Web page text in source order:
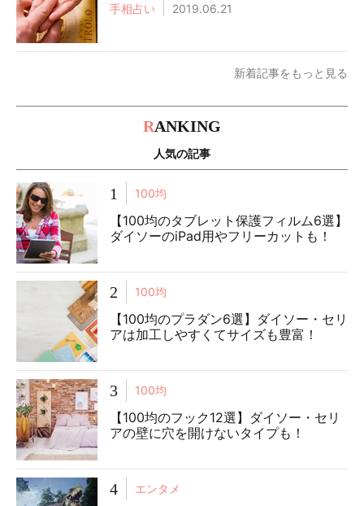
手相占い 2019.06.21
新着記事をもっと見る
RANKING
人気の記事
1 100均
【100均のタブレット保護フィルム6選】
ダイソーのiPad用やフリーカットも！
2 100均
【100均のプラダン6選】ダイソー・セリ
アは加工しやすくてサイズも豊富！
3 100均
【100均のフック12選】ダイソー・セリ
アの壁に穴を開けないタイプも！
4 エンタメ